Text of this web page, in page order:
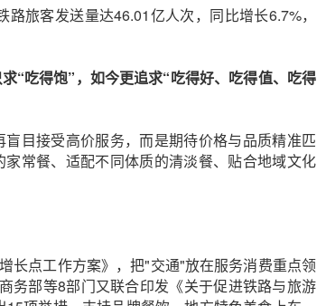
旅客发送量达46.01亿人次，同比增长6.7%，
“吃得饱”，如今更追求“吃得好、吃得值、吃得
目接受高价服务，而是期待价格与品质精准匹
常餐、适配不同体质的清淡餐、贴合地域文化
长点工作方案》，把"交通"放在服务消费重点领
务部等8部门又联合印发《关于促进铁路与旅游